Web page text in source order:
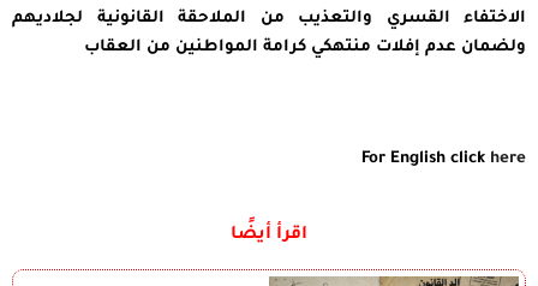
الاختفاء القسري والتعذيب من الملاحقة القانونية لجلاديهم
ولضمان عدم إفلات منتهكي كرامة المواطنين من العقاب
For English click here
اقرأ أيضًا